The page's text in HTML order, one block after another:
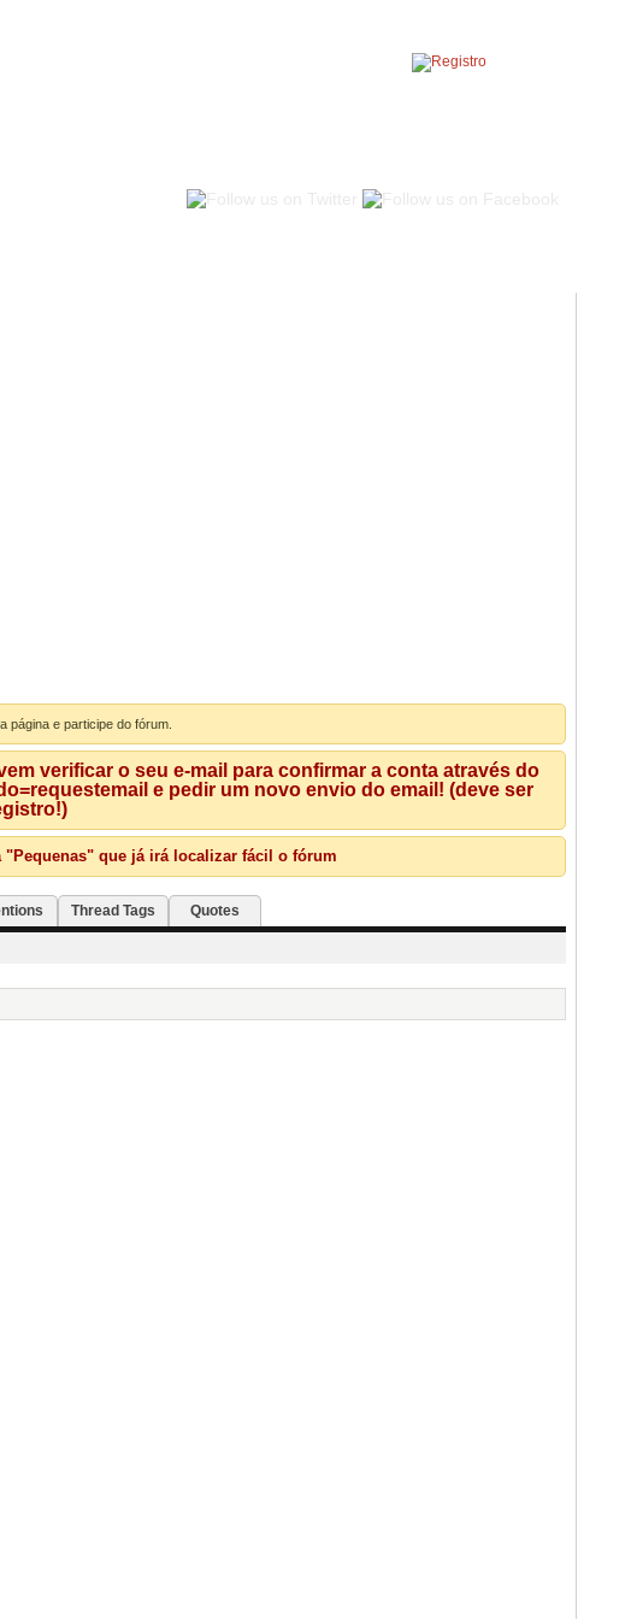
página e participe do fórum.
verificar o seu e-mail para confirmar a conta através do
e pedir um novo envio do email! (deve ser
que já irá localizar fácil o fórum
Thread Tags Quotes